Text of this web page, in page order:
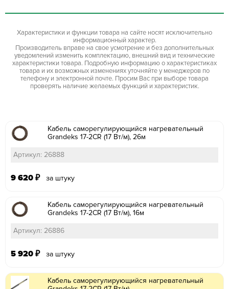
Характеристики и функции товара на сайте носят исключительно
информационный характер.
Производитель вправе на свое усмотрение и без дополнительных
уведомлений изменить комплектацию, внешний вид и технические
характеристики товара. Подробную информацию о характеристиках
товара и их возможных изменениях уточняйте у менеджеров по
телефону и электронной почте. Просим Вас при выборе товара
проверять наличие желаемых функций и характеристик.
Кабель саморегулирующийся нагревательный
Grandeks 17-2CR (17 Вт/м), 26м
Артикул: 26888
9 620 ₽ за штуку
Кабель саморегулирующийся нагревательный
Grandeks 17-2CR (17 Вт/м), 16м
Артикул: 26886
5 920 ₽ за штуку
Кабель саморегулирующийся нагревательный